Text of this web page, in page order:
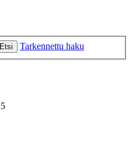
Etsi
Tarkennettu haku